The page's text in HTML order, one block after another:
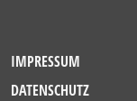
IMPRESSUM
DATENSCHUTZ